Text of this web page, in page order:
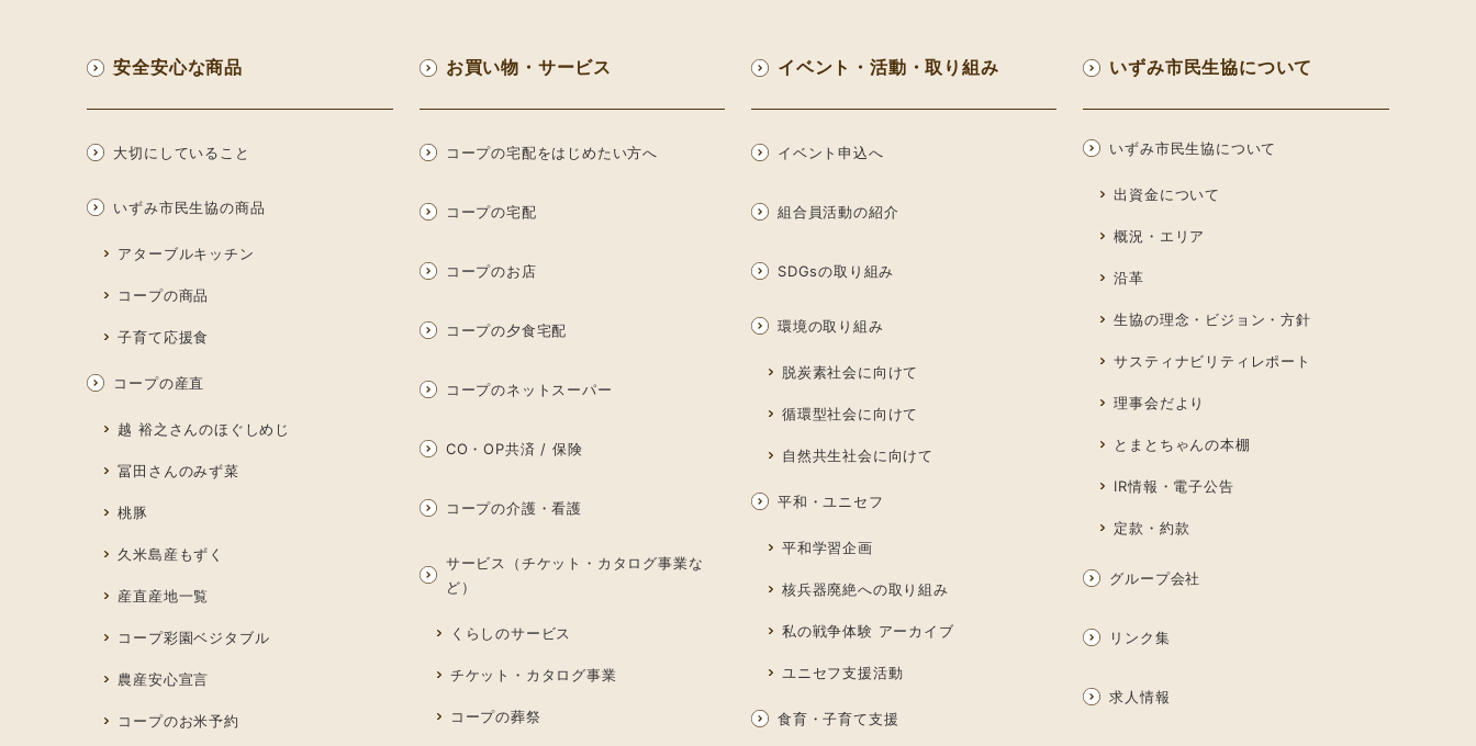
安全安心な商品
大切にしていること
いずみ市民生協の商品
アターブルキッチン
コープの商品
子育て応援食
コープの産直
越 裕之さんのほぐしめじ
冨田さんのみず菜
桃豚
久米島産もずく
産直産地一覧
コープ彩園ベジタブル
農産安心宣言
コープのお米予約
お買い物・サービス
コープの宅配をはじめたい方へ
コープの宅配
コープのお店
コープの夕食宅配
コープのネットスーパー
CO・OP共済 / 保険
コープの介護・看護
サービス（チケット・カタログ事業な
ど）
くらしのサービス
チケット・カタログ事業
コープの葬祭
イベント・活動・取り組み
イベント申込へ
組合員活動の紹介
SDGsの取り組み
環境の取り組み
脱炭素社会に向けて
循環型社会に向けて
自然共生社会に向けて
平和・ユニセフ
平和学習企画
核兵器廃絶への取り組み
私の戦争体験 アーカイブ
ユニセフ支援活動
食育・子育て支援
いずみ市民生協について
いずみ市民生協について
出資金について
概況・エリア
沿革
生協の理念・ビジョン・方針
サスティナビリティレポート
理事会だより
とまとちゃんの本棚
IR情報・電子公告
定款・約款
グループ会社
リンク集
求人情報